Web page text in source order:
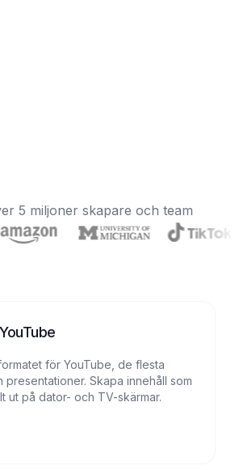
5 miljoner skapare och team
för YouTube, de flesta
Skapa innehåll som
ut på dator- och TV-skärmar.